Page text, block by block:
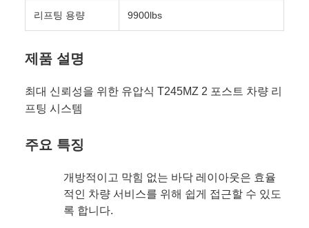
리프팅 용량 9900lbs
제품 설명
최대 신뢰성을 위한 유압식 T245MZ 2 포스트 차량 리
프팅 시스템
주요 특징
개방적이고 막힘 없는 바닥 레이아웃은 효율
적인 차량 서비스를 위해 쉽게 접근할 수 있도
록 합니다.